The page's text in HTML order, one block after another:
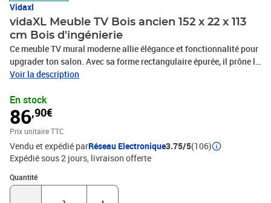
Vidaxl
vidaXL Meuble TV Bois ancien 152 x 22 x 113
cm Bois d'ingénierie
Ce meuble TV mural moderne allie élégance et fonctionnalité pour
upgrader ton salon. Avec sa forme rectangulaire épurée, il prône la
simplicité avec son style minimaliste, parfait pour des
divertissement tout en économisant de l'espace au sol. Sa
polyvalence en fait un excellent choix pour ceux qui veulent
maximiser l'utilité de leur pièce. Avec ses lignes nettes et son
allure discrète, il s'harmonise parfaitement avec ta déco.
Construction en bois d'ingénierie Ce meuble en bois d'ingénierie
combine durabilité et légèreté. Ce matériau garantit une bonne
stabilité tout en gardant un look stylé, ce qui facilite son
intégration dans différents styles d'intérieur.Étagères en planches
Voir la description
En stock
86,90€
Prix unitaire TTC
Vendu et expédié parRéseau Electronique3.75/5(106)
Expédié sous 2 jours livraison offerte
Quantité
Quantité : 1